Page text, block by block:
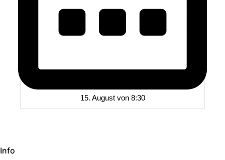
15. August von 8:30
Info